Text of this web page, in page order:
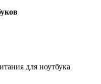
для ноутбука